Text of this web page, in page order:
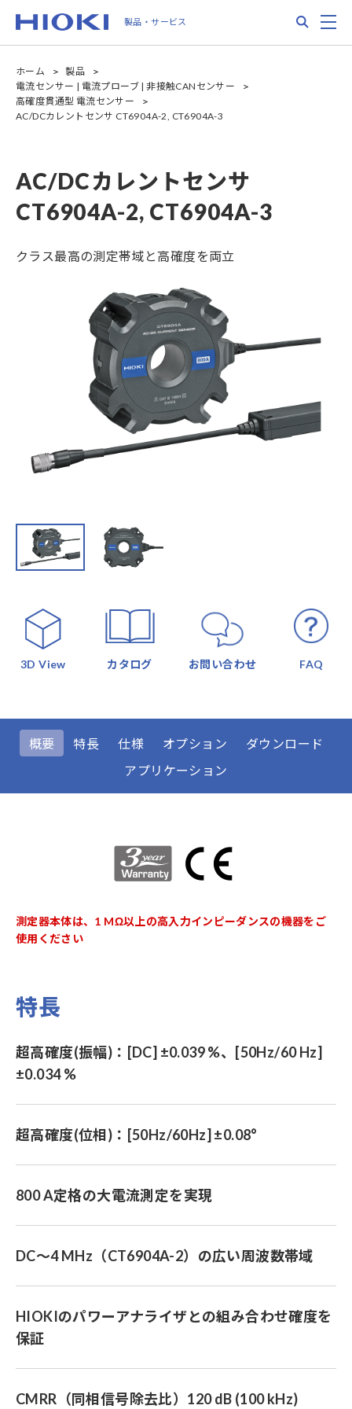
main
製品・サービス
ホーム
製品
電流センサー | 電流プローブ | 非接触CANセンサー
高確度貫通型 電流センサー
AC/DCカレントセンサ CT6904A-2, CT6904A-3
AC/DCカレントセンサ
CT6904A-2, CT6904A-3
クラス最高の測定帯域と高確度を両立
3D View カタログ お問い合わせ FAQ
概要 特長 仕様 オプション
ダウンロード
アプリケーション
測定器本体は、1 MΩ以上の高入力インピーダンスの機器をご
使用ください
特長
超高確度(振幅)：[DC] ±0.039 %、[50Hz/60 Hz]
±0.034 %
超高確度(位相)：[50Hz/60Hz] ±0.08°
800 A定格の大電流測定を実現
DC〜4 MHz（CT6904A-2）の広い周波数帯域
HIOKIのパワーアナライザとの組み合わせ確度を
保証
CMRR（同相信号除去比）120 dB (100 kHz)